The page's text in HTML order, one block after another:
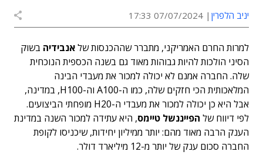
יניב הלפרין 07/07/2024 17:33
למרות החרם האמריקני, מתברר שההכנסות שלאנבידיה בשוק
הסיני הולכות להיות גבוהות מאוד גם בשנה הכספית הנוכחית
שלה. החברה אמנם לא יכולה למכור את מעבדי הבינה
המלאכותית הכי חזקים שלה, כמו ה-A100 וה-H100, במדינה,
אבל היא כן יכולה למכור את מעבדי ה-H20 מופחתי הביצועים.
לפי דיווח של הפייננשל טיימס, היא עתידה למכור השנה במדינת
הענק הרבה מאוד מהם: יותר ממיליון יחידות, שיכניסו לקופת
החברה סכום ענק של יותר מ-12 מיליארד דולר.